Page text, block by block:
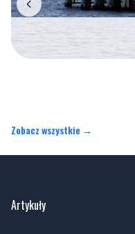
Zobacz wszystkie →
Artykuły